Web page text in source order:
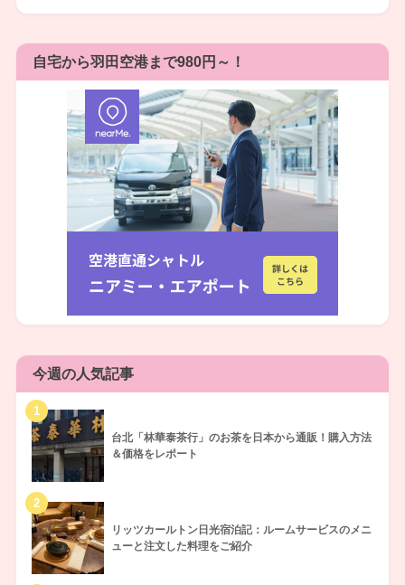
自宅から羽田空港まで980円～！
今週の人気記事
台北「林華泰茶行」のお茶を日本から通販！購入方法
＆価格をレポート
リッツカールトン日光宿泊記：ルームサービスのメニ
ューと注文した料理をご紹介